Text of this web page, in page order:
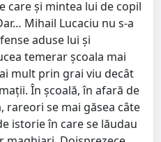
care şi mintea lui de copil
Mihail Lucaciu nu s-a
aduse lui şi
temerar şcoala mai
mult prin grai viu decât
În şcoală, în afară de
rareori se mai găsea câte
istorie în care se lăudau